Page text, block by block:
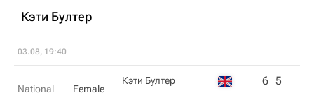
Кэти Бултер
03.08, 19:40
National
Female
Кэти Бултер 6 5